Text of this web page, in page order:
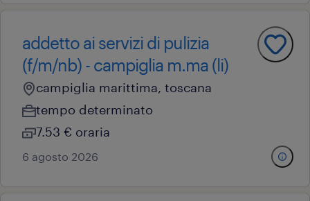
addetto ai servizi di pulizia
(f/m/nb) - campiglia m.ma (li)
campiglia marittima, toscana
tempo determinato
7.53 € oraria
6 agosto 2026